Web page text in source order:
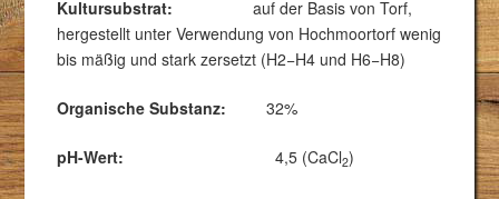
Kultursubstrat: auf der Basis von Torf,
hergestellt unter Verwendung von Hochmoortorf wenig
bis mäßig und stark zersetzt (H2−H4 und H6−H8)
Organische Substanz: 32%
pH-Wert: 4,5 (CaCl2)